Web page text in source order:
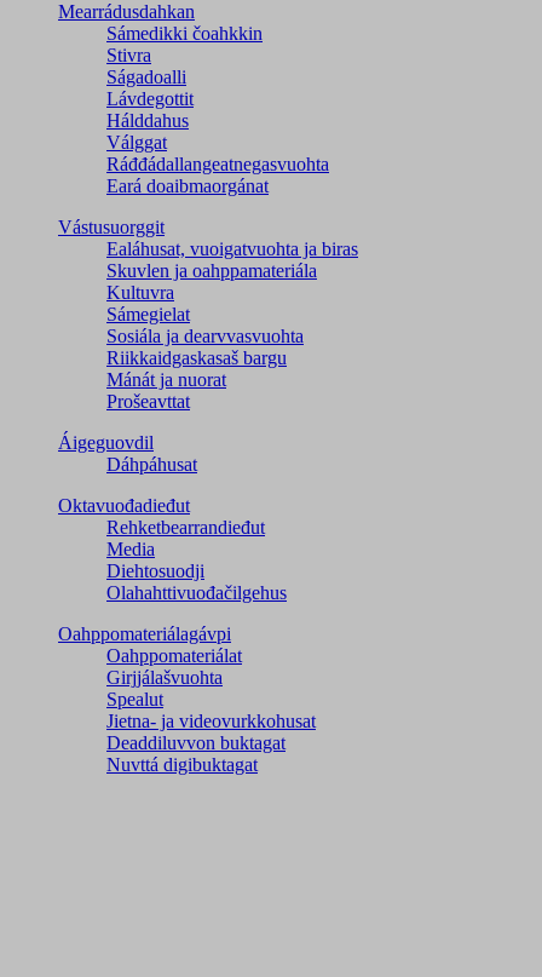
Mearrádusdahkan
Sámedikki čoahkkin
Stivra
Ságadoalli
Lávdegottit
Hálddahus
Válggat
Ráđđádallangeatnegas­vuohta
Eará doaibmaorgánat
Vástusuorggit
Ealáhusat, vuoigatvuohta ja biras
Skuvlen ja oahppamateriála
Kultuvra
Sámegielat
Sosiála ja dearvvasvuohta
Riikkaidgaskasaš bargu
Mánát ja nuorat
Prošeavttat
Áigeguovdil
Dáhpáhusat
Oktavuođadieđut
Rehketbearrandieđut
Media
Diehtosuodji
Olahahttivuođačilgehus
Oahppomateriálagávpi
Oahppomateriálat
Girjjálašvuohta
Spealut
Jietna- ja videovurkkohusat
Deaddiluvvon buktagat
Nuvttá digibuktagat